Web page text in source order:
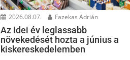
2026.08.07. Fazekas Adrián
Az idei év leglassabb
növekedését hozta a június a
kiskereskedelemben